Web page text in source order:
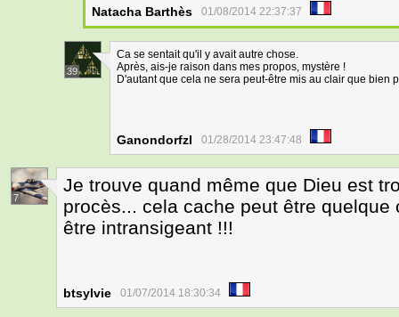
Natacha Barthès 01/08/2014 22:37:37
39
Ca se sentait qu'il y avait autre chose.
Après, ais-je raison dans mes propos, mystère !
D'autant que cela ne sera peut-être mis au clair que bien
Ganondorfzl 01/28/2014 23:47:48
7
Je trouve quand même que Dieu est
procès... cela cache peut être
être intransigeant !!!
btsylvie 01/07/2014 18:30:34